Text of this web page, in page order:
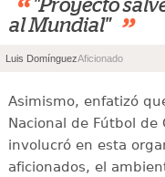
“ "Proyecto
al Mundial" ”
Luis DomínguezAficionado
Asimismo, enfatizó
Nacional de Fútbol
involucró en esta
aficionados, el